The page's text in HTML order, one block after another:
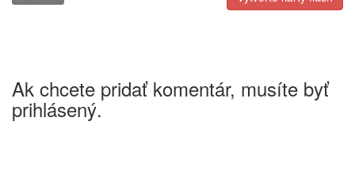
Ak chcete pridať komentár, musíte byť
prihlásený.